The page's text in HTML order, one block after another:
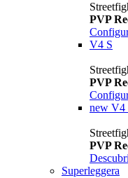
PVP
V4 S
PVP
new V4
PVP
Superleggera